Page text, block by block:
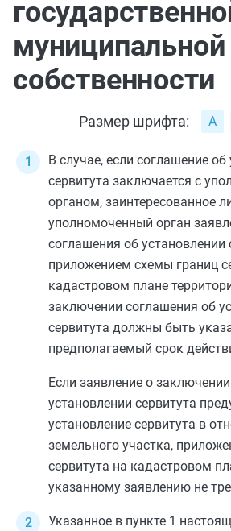
муниципальной
собственности
Размер шрифта:
В случае, если соглашение об
сервитута заключается с
органом, заинтересованное
уполномоченный орган
соглашения об установлении
приложением схемы границ
кадастровом плане
заключении соглашения об
сервитута должны быть
предполагаемый срок
Если заявление о
установлении сервитута
установление сервитута в
земельного участка,
сервитута на кадастровом
указанному заявлению не
Указанное в пункте 1